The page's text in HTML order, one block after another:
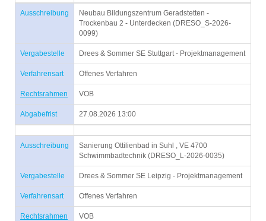
Ausschreibung
Neubau Bildungszentrum Geradstetten -
Trockenbau 2 - Unterdecken (DRESO_S-2026-
0099)
Vergabestelle Drees & Sommer SE Stuttgart - Projektmanagement
Verfahrensart Offenes Verfahren
Rechtsrahmen VOB
Abgabefrist 27.08.2026 13:00
Ausschreibung
Sanierung Ottilienbad in Suhl , VE 4700
Schwimmbadtechnik (DRESO_L-2026-0035)
Vergabestelle Drees & Sommer SE Leipzig - Projektmanagement
Verfahrensart Offenes Verfahren
Rechtsrahmen VOB